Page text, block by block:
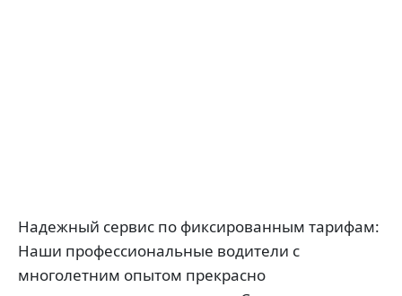
Надежный сервис по фиксированным тарифам:
Наши профессиональные водители с
многолетним опытом прекрасно